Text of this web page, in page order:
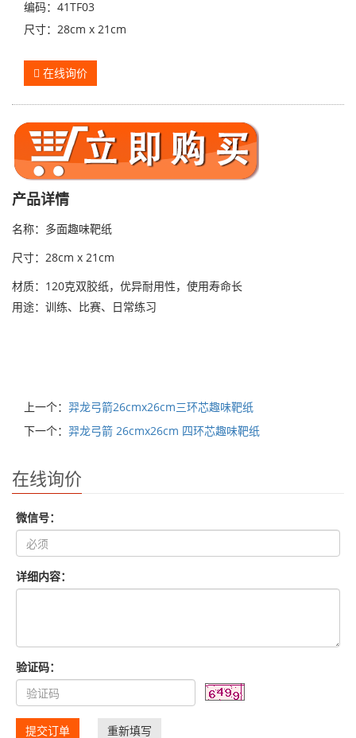
编码：41TF03
尺寸：28cm x 21cm
在线询价
产品详情
名称：多面趣味靶纸
尺寸：28cm x 21cm
材质：120克双胶纸，优异耐用性，使用寿命长
用途：训练、比赛、日常练习
上一个： 羿龙弓箭26cmx26cm三环芯趣味靶纸
下一个： 羿龙弓箭 26cmx26cm 四环芯趣味靶纸
在线询价
微信号：
详细内容：
验证码：
提交订单 重新填写